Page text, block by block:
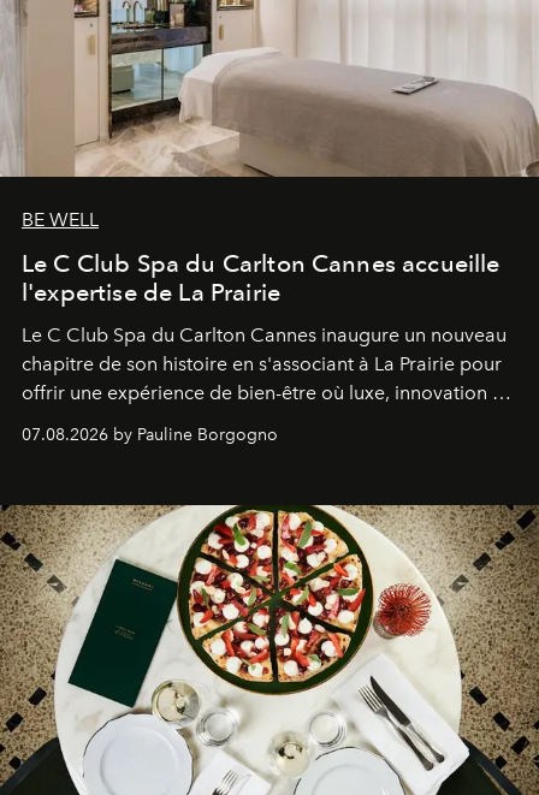
BE WELL
Le C Club Spa du Carlton Cannes accueille
l'expertise de La Prairie
Le C Club Spa du Carlton Cannes inaugure un nouveau
chapitre de son histoire en s'associant à La Prairie pour
offrir une expérience de bien-être où luxe, innovation et
expertise se rencontrent.
07.08.2026 by Pauline Borgogno